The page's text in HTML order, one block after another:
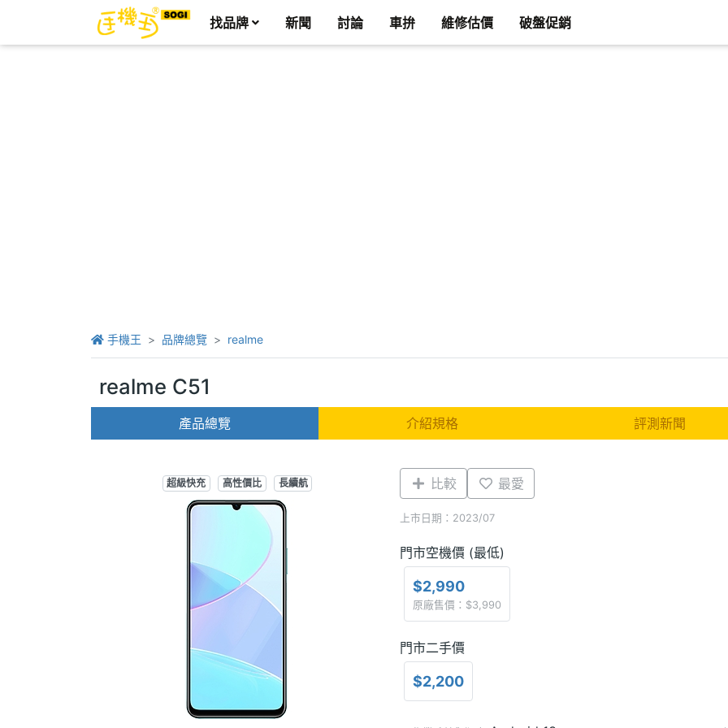
找品牌 新聞 討論 車拚 維修估價 破盤促銷
手機王 品牌總覽 realme
realme C51
產品總覽 介紹規格 評測新聞
超級快充 高性價比 長續航 比較 最愛
上市日期：2023/07
門市空機價 (最低)
$2,990
原廠售價：$3,990
門市二手價
$2,200